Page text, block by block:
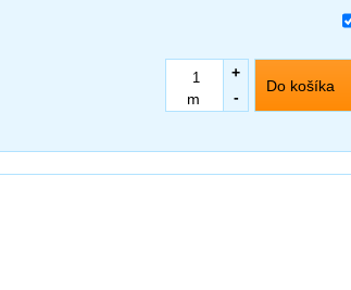
Do košíka
-
m
+